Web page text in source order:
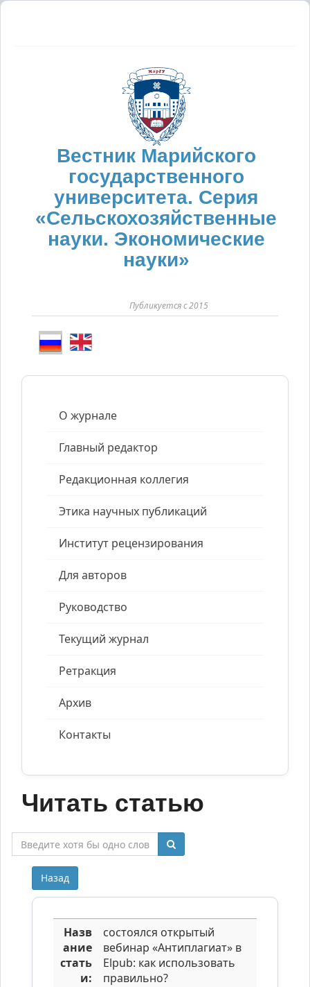
Вестник Марийского
государственного
университета. Серия
«Сельскохозяйственные
науки. Экономические
науки»
Публикуется с 2015
О журнале
Главный редактор
Редакционная коллегия
Этика научных публикаций
Институт рецензирования
Для авторов
Руководство
Текущий журнал
Ретракция
Архив
Контакты
Читать статью
Назад
Назв
ание
стать
и:
состоялся открытый
вебинар «Антиплагиат» в
Elpub: как использовать
правильно?